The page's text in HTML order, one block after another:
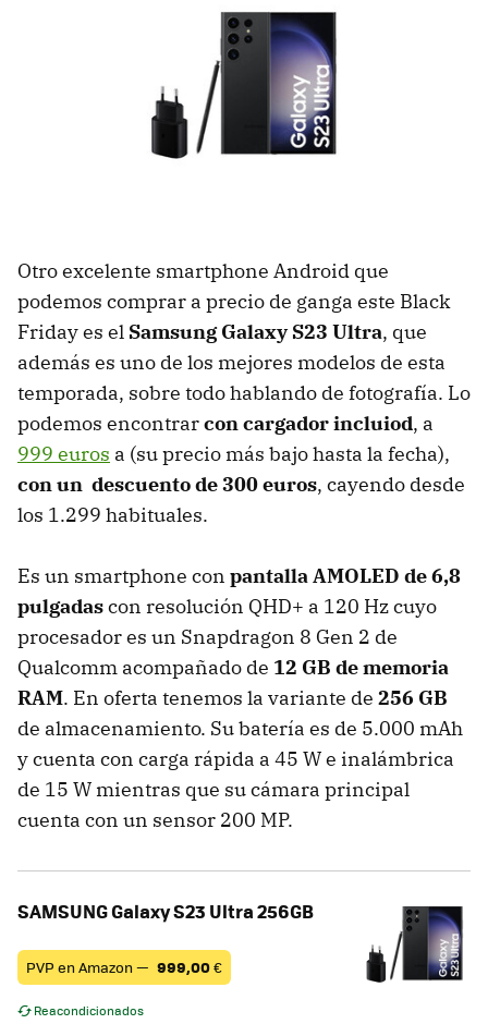
Otro excelente smartphone Android que
podemos comprar a precio de ganga este Black
Friday es el Samsung Galaxy S23 Ultra, que
además es uno de los mejores modelos de esta
temporada, sobre todo hablando de fotografía. Lo
podemos encontrarcon cargador incluiod, a
999 euros a (su precio más bajo hasta la fecha),
con un descuento de 300 euros, cayendo desde
los 1.299 habituales.
Es un smartphone con pantalla AMOLED de 6,8
pulgadascon resolución QHD+ a 120 Hz cuyo
procesador es un Snapdragon 8 Gen 2 de
Qualcomm acompañado de 12 GB de memoria
RAM. En oferta tenemos la variante de 256 GB
de almacenamiento. Su batería es de 5.000 mAh
y cuenta con carga rápida a 45 W e inalámbrica
de 15 W mientras que su cámara principal
cuenta con un sensor 200 MP.
SAMSUNG Galaxy S23 Ultra 256GB
PVP en Amazon — 999,00€
Reacondicionados